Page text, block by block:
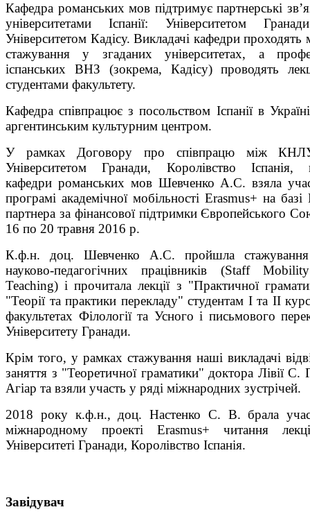
Кафедра романських мов підтримує партнерські
університетами Іспанії: Університетом
Університетом Кадісу. Викладачі кафедри проходять
стажування у згаданих університетах, а
іспанських ВНЗ (зокрема, Кадісу) проводять
студентами факультету.
Кафедра співпрацює з посольством Іспанії в
аргентинським культурним центром.
У рамках Договору про співпрацю між
Університетом Гранади, Королівство Іспанія,
кафедри романських мов Шевченко А.С. взяла
програмі академічної мобільності Erasmus+ на
партнера за фінансової підтримки Європейського
16 по 20 травня 2016 р.
К.ф.н. доц. Шевченко А.С. пройшла
науково-педагогічних працівників (Staff
Teaching) і прочитала лекції з "Практичної
"Теорії та практики перекладу" студентам І та ІІ
факультетах Філології та Усного і письмового
Університету Гранади.
Крім того, у рамках стажування наші викладачі
заняття з "Теоретичної граматики" доктора Лівії С.
Агіар та взяли участь у ряді міжнародних зустрічей.
2018 року к.ф.н., доц. Настенко С. В. брала
міжнародному проекті Erasmus+ читання
Університеті Гранади, Королівство Іспанія.
Завідувач